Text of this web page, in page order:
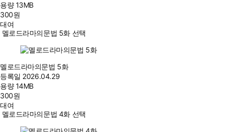
용량13MB
300원
대여
멜로드라마의문법 5화 선택
멜로드라마의문법 5화
등록일 2026.04.29
용량14MB
300원
대여
멜로드라마의문법 4화 선택